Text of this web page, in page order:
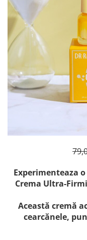
Experimenteaza
Crema Ultra-
Această cremă
cearcănele,